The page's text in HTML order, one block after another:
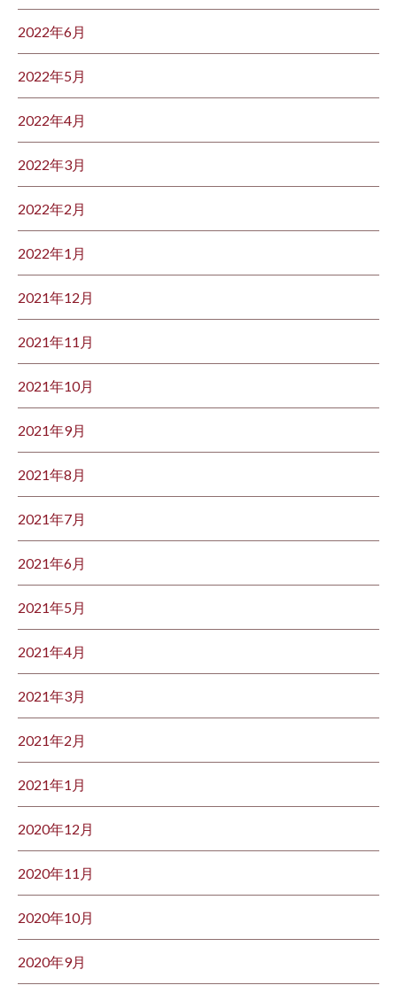
2022年6月
2022年5月
2022年4月
2022年3月
2022年2月
2022年1月
2021年12月
2021年11月
2021年10月
2021年9月
2021年8月
2021年7月
2021年6月
2021年5月
2021年4月
2021年3月
2021年2月
2021年1月
2020年12月
2020年11月
2020年10月
2020年9月